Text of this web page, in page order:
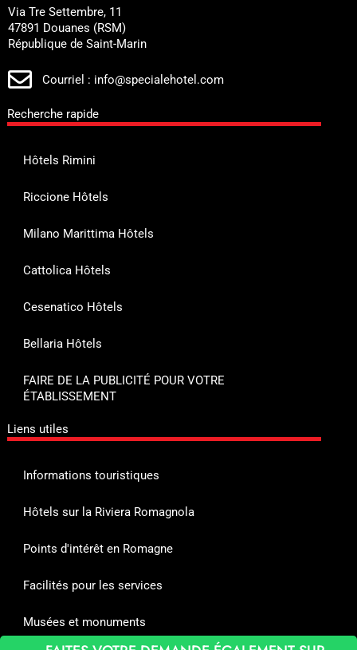
Via Tre Settembre, 11
47891 Douanes (RSM)
République de Saint-Marin
Courriel : info@specialehotel.com
Recherche rapide
Hôtels Rimini
Riccione Hôtels
Milano Marittima Hôtels
Cattolica Hôtels
Cesenatico Hôtels
Bellaria Hôtels
FAIRE DE LA PUBLICITÉ POUR VOTRE
ÉTABLISSEMENT
Liens utiles
Informations touristiques
Hôtels sur la Riviera Romagnola
Points d'intérêt en Romagne
Facilités pour les services
Musées et monuments